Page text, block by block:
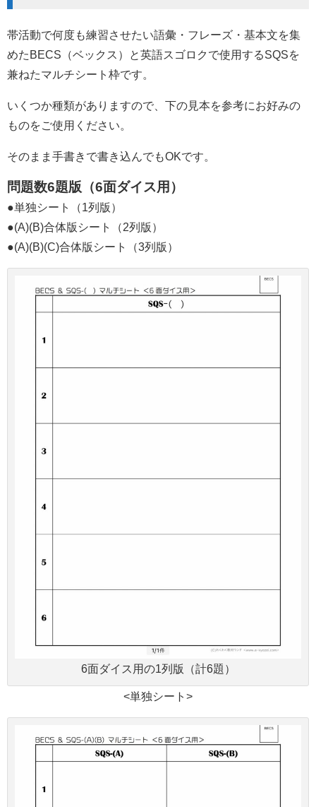
帯活動で何度も練習させたい語彙・フレーズ・基本文を集
めたBECS（ベックス）と英語スゴロクで使用するSQSを
兼ねたマルチシート枠です。
いくつか種類がありますので、下の見本を参考にお好みの
ものをご使用ください。
そのまま手書きで書き込んでもOKです。
問題数6題版（6面ダイス用）
●単独シート（1列版）
●(A)(B)合体版シート（2列版）
●(A)(B)(C)合体版シート（3列版）
6面ダイス用の1列版（計6題）
<単独シート>